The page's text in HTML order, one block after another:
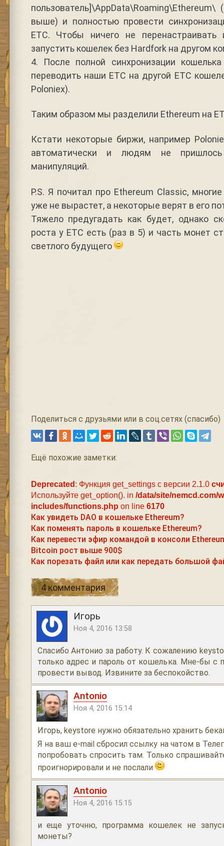
выше) и полностью провести
ETC. Чтобы ничего не
запустить кошелек без Hardfork на другом
4. После полной синхронизации
переводить наши ETC на другой ЕТС
Poloniex).
Таким образом мы разделили Ethereum на
Кстати некоторые биржи, например
автоматически и людям не
манипуляций.
P.S. Я почитал про Ethereum Classic,
уже не вырастет, а некоторые верят в его
Тяжело предугадать как будет, однако
роста у ETC есть (раз в 5) и часть монет
светлого будущего
Поделиться с друзьями или в соц.сетях (спасибо)
Ещё похожие заметки:
Deprecated : Функция get_settings с версии 2.1.0
Используйте get_option(). in /data/site/nemcd.com/
includes/functions.php on line 6170
Как увидеть DAO в кошельке Ethereum?
Как поменять пароль в кошельке Ethereum?
Как перевести эфир командой в консоли
Bitcoin рост выше 900$
Как порезать файл или как передать большой
4 комментария
Игорь
Ноя 4, 2016 13:58
Спасибо Антонио за работу. К сожалению
только адрес и пароль от кошелька. Мне-бы
провести вывод. Извините за беспокойство.
Antonio
Ноя 4, 2016 15:14
Игорь, keystore нужно обязательно хранить
Я на ваш e-mail сбросил ссылку на чатом в
попробовать спросить там. Только
проигнорировали и не послали
Antonio
Ноя 4, 2016 15:15
и еще уточню, программа кошелек не
монеты?